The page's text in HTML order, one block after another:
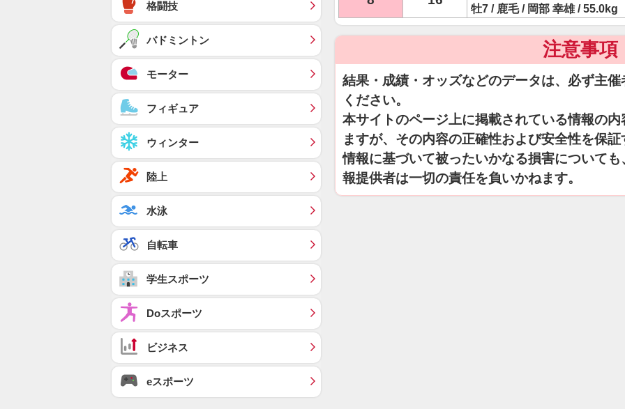
牡7 / 鹿毛 / 岡部 幸雄 / 55.0kg
注意事項
結果・成績・オッズなどのデータは、必ず主
ください。
本サイトのページ上に掲載されている情報の
ますが、その内容の正確性および安全性を保
情報に基づいて被ったいかなる損害について
報提供者は一切の責任を負いかねます。
格闘技
バドミントン
モーター
フィギュア
ウィンター
陸上
水泳
自転車
学生スポーツ
Doスポーツ
ビジネス
eスポーツ